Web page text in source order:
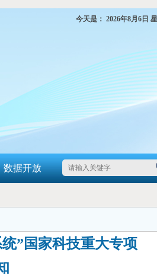
今天是： 2026年8月6日
数据开放
”国家科技重大专项